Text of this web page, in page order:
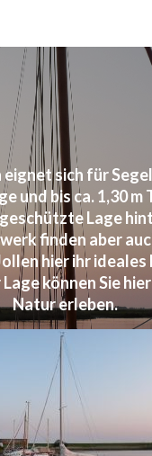
eignet sich für
und bis ca. 1,30
Lage
finden aber
hier ihr ideales
können Sie
Natur erleben.